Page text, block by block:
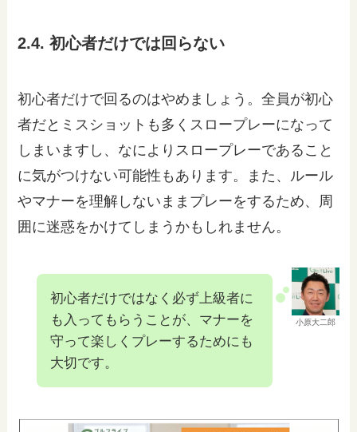
2.4. 初心者だけでは回らない
初心者だけで回るのはやめましょう。全員が初心
者だとミスショットも多くスロープレーになって
しまいますし、なによりスロープレーであること
に気がつけない可能性もあります。また、ルール
やマナーを理解しないままプレーをするため、周
囲に迷惑をかけてしまうかもしれません。
小原大二郎
初心者だけではなく必ず上級者に
も入ってもらうことが、マナーを
守って楽しくプレーするためにも
大切です。